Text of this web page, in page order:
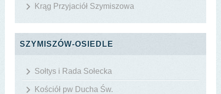
Krąg Przyjaciół Szymiszowa
SZYMISZÓW-OSIEDLE
Sołtys i Rada Sołecka
Kościół pw Ducha Św.